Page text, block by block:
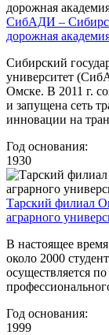
СибАДИ –
дорожная
Сибирский
университет
Омске. В 2011 г.
и запущена сеть
инновации на
Год основания:
1930
Тарский филиал
аграрного
В настоящее
около 2000
осуществляется
Год основания:
1999